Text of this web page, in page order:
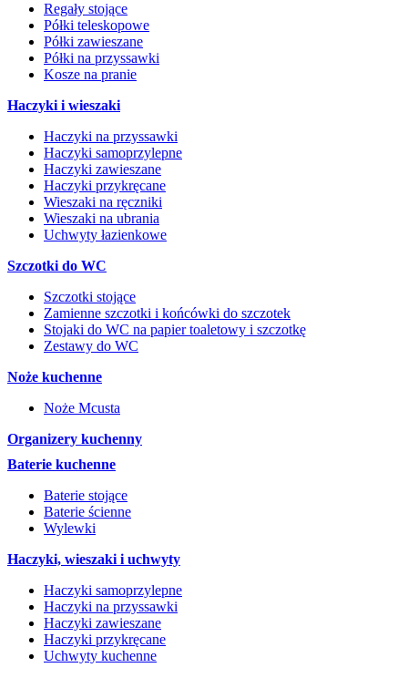
Regały stojące
Półki teleskopowe
Półki zawieszane
Półki na przyssawki
Kosze na pranie
Haczyki i wieszaki
Haczyki na przyssawki
Haczyki samoprzylepne
Haczyki zawieszane
Haczyki przykręcane
Wieszaki na ręczniki
Wieszaki na ubrania
Uchwyty łazienkowe
Szczotki do WC
Szczotki stojące
Zamienne szczotki i końcówki do szczotek
Stojaki do WC na papier toaletowy i szczotkę
Zestawy do WC
Noże kuchenne
Noże Mcusta
Organizery kuchenny
Baterie kuchenne
Baterie stojące
Baterie ścienne
Wylewki
Haczyki, wieszaki i uchwyty
Haczyki samoprzylepne
Haczyki na przyssawki
Haczyki zawieszane
Haczyki przykręcane
Uchwyty kuchenne